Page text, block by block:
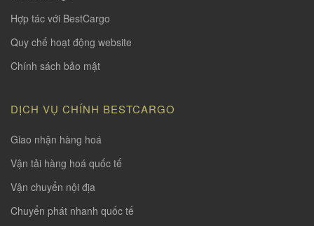
Hợp tác với BestCargo
Quy chế hoạt động website
Chính sách bảo mật
DỊCH VỤ CHÍNH BESTCARGO
Giao nhận hàng hoá
Vận tải hàng hoá quốc tế
Vận chuyển nội địa
Chuyển phát nhanh quốc tế